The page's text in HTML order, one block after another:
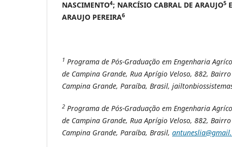
NASCIMENTO4; NARCÍSIO CABRAL DE ARAUJO5
ARAUJO PEREIRA6
1 Programa de Pós-Graduação em Engenharia
de Campina Grande, Rua Aprígio Veloso, 882,
Campina Grande, Paraíba, Brasil,
2 Programa de Pós-Graduação em Engenharia
de Campina Grande, Rua Aprígio Veloso, 882,
Campina Grande, Paraíba, Brasil,